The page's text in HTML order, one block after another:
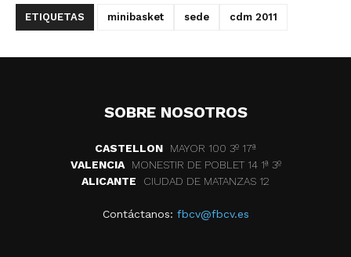
ETIQUETAS minibasket sede cdm 2011
SOBRE NOSOTROS
CASTELLON
MAYOR 100 3º 17ª
VALENCIA
MONESTIR DE POBLET 14 1ª 3º
ALICANTE
CIUDAD DE MATANZAS 12
Contáctanos: fbcv@fbcv.es